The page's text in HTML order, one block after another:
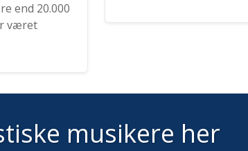
end 20.000
været
musikere her